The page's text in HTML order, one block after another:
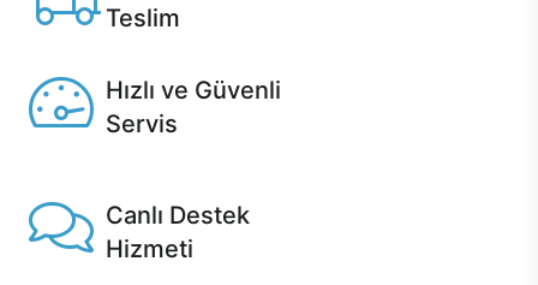
Teslim
Hızlı ve Güvenli
Servis
Canlı Destek
Hizmeti